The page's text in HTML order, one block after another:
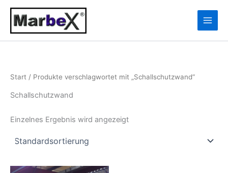
Zum
Inhalt
springen
Start / Produkte verschlagwortet mit „Schallschutzwand“
Schallschutzwand
Einzelnes Ergebnis wird angezeigt